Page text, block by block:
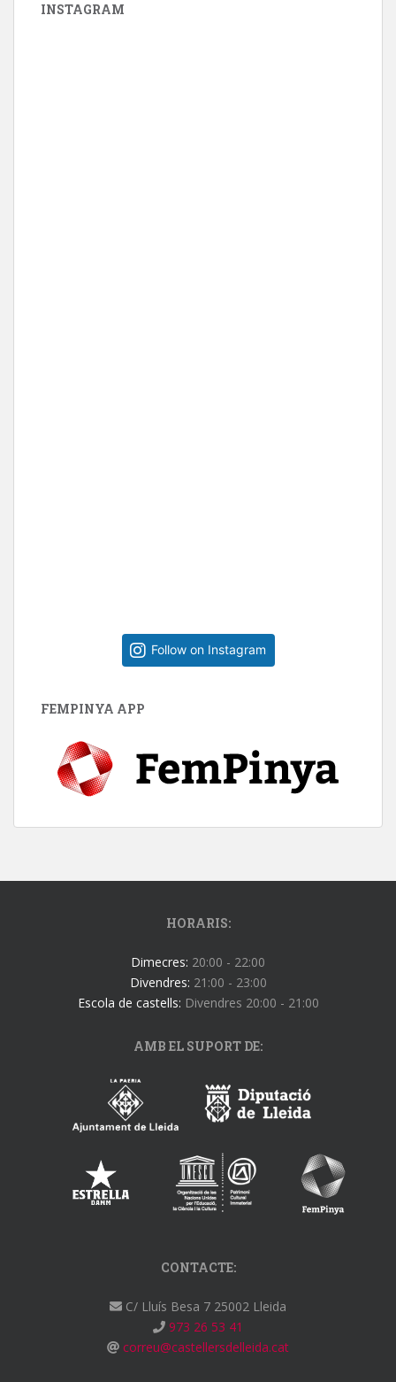
INSTAGRAM
Follow on Instagram
FEMPINYA APP
HORARIS:
Dimecres: 20:00 - 22:00
Divendres: 21:00 - 23:00
Escola de castells: Divendres 20:00 - 21:00
AMB EL SUPORT DE:
CONTACTE:
C/ Lluís Besa 7 25002 Lleida
973 26 53 41
correu@castellersdelleida.cat